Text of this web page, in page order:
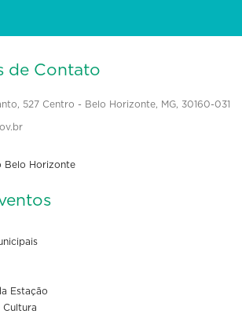
de Contato
527 Centro - Belo Horizonte, MG, 30160-031
Belo Horizonte
Estação
Cultura